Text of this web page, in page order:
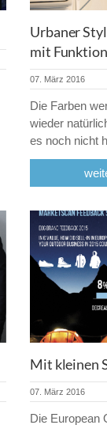
Urbaner
mit Funktion
07. März 2016
Die Farben
wieder
es noch nicht
Mit kleinen
07. März 2016
Die European